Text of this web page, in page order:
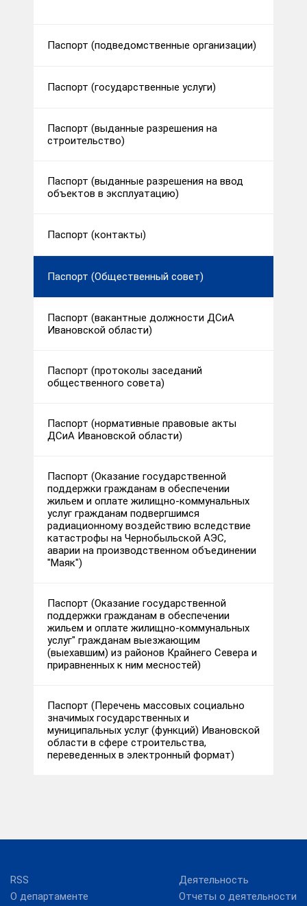
Паспорт (подведомственные организации)
Паспорт (государственные услуги)
Паспорт (выданные разрешения на
строительство)
Паспорт (выданные разрешения на ввод
объектов в эксплуатацию)
Паспорт (контакты)
Паспорт (Общественный совет)
Паспорт (вакантные должности ДСиА
Ивановской области)
Паспорт (протоколы заседаний
общественного совета)
Паспорт (нормативные правовые акты
ДСиА Ивановской области)
Паспорт (Оказание государственной
поддержки гражданам в обеспечении
жильем и оплате жилищно-коммунальных
услуг гражданам подвергшимся
радиационному воздействию вследствие
катастрофы на Чернобыльской АЭС,
аварии на производственном объединении
"Маяк")
Паспорт (Оказание государственной
поддержки гражданам в обеспечении
жильем и оплате жилищно-коммунальных
услуг" гражданам выезжающим
(выехавшим) из районов Крайнего Севера и
приравненных к ним месностей)
Паспорт (Перечень массовых социально
значимых государственных и
муниципальных услуг (функций) Ивановской
области в сфере строительства,
переведенных в электронный формат)
RSS
О департаменте
Деятельность
Отчеты о деятельности